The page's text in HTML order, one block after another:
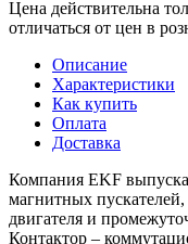
Цена действительна
отличаться от цен в
Описание
Характеристики
Как купить
Оплата
Доставка
Компания EKF
магнитных
двигателя и
Контактор –